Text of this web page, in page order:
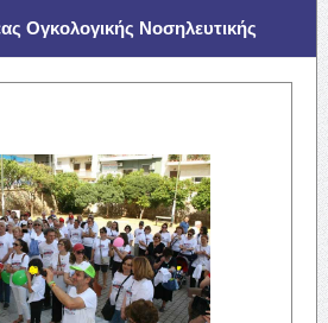
Ογκολογικής Νοσηλευτικής